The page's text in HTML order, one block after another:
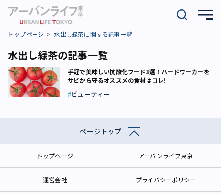
トップページ 水出し緑茶に関する記事一覧
水出し緑茶の記事一覧
手軽で美味しい抗酸化フード3選！ハードワーカーを
サビから守るオススメの食材はコレ!
ビューティー
ページトップ
トップページ アーバンライフ東京
運営会社 プライバシーポリシー